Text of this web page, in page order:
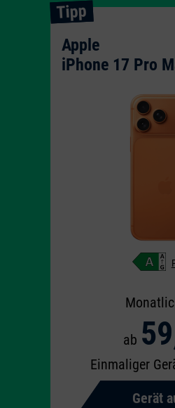
Tipp
Apple
iPhone 17 Pro
ab
Einmaliger
Gerät